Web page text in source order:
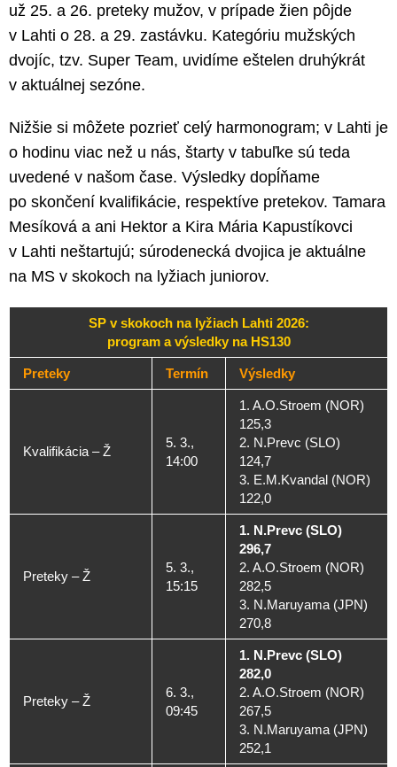
už 25. a 26. preteky mužov, v prípade žien pôjde
v Lahti o 28. a 29. zastávku. Kategóriu mužských
dvojíc, tzv. Super Team, uvidíme eštelen druhýkrát
v aktuálnej sezóne.
Nižšie si môžete pozrieť celý harmonogram; v Lahti je
o hodinu viac než u nás, štarty v tabuľke sú teda
uvedené v našom čase. Výsledky dopĺňame
po skončení kvalifikácie, respektíve pretekov. Tamara
Mesíková a ani Hektor a Kira Mária Kapustíkovci
v Lahti neštartujú; súrodenecká dvojica je aktuálne
na MS v skokoch na lyžiach juniorov.
SP v skokoch na lyžiach Lahti 2026:
program a výsledky na HS130
Preteky Termín Výsledky
Kvalifikácia – Ž
5. 3.,
14:00
1. A.O.Stroem (NOR)
125,3
2. N.Prevc (SLO)
124,7
3. E.M.Kvandal (NOR)
122,0
Preteky – Ž
5. 3.,
15:15
1. N.Prevc (SLO)
296,7
2. A.O.Stroem (NOR)
282,5
3. N.Maruyama (JPN)
270,8
Preteky – Ž
6. 3.,
09:45
1. N.Prevc (SLO)
282,0
2. A.O.Stroem (NOR)
267,5
3. N.Maruyama (JPN)
252,1